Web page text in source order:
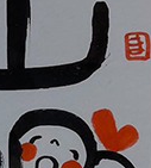
しておめでとう
医療用インソー